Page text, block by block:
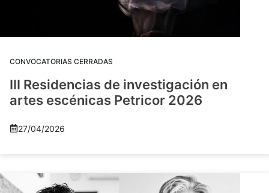
CONVOCATORIAS CERRADAS
III Residencias de investigación en
artes escénicas Petricor 2026
27/04/2026